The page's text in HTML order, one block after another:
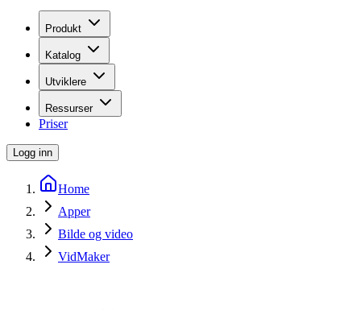
Produkt
Katalog
Utviklere
Ressurser
Priser
Logg inn
Home
Apper
Bilde og video
VidMaker